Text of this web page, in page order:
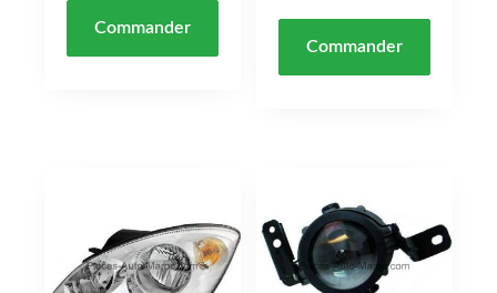
Commander
Commander